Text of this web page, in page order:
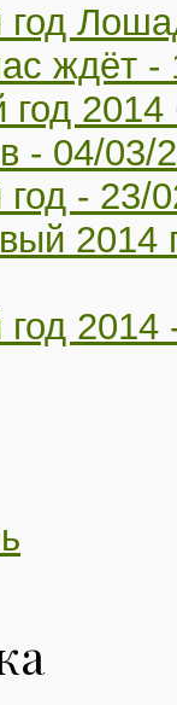
ждёт -
- 04/03/
- 23/
год